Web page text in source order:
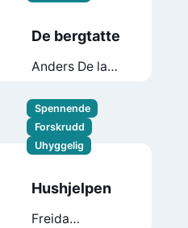
De bergtatte
Anders De la
Spennende
Forskrudd
Uhyggelig
Hushjelpen
Freida